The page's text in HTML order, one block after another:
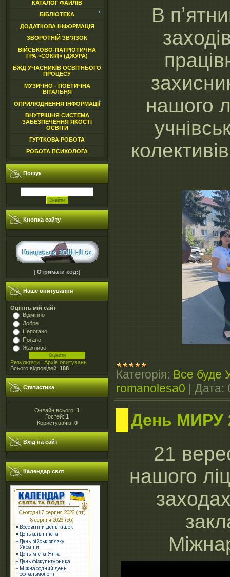
КАТАЛОГ ФАЙЛІВ
БІБЛІОТЕКА
ДОДАТКОВА ІНФОРМАЦІЯ
ЗВОРОТНІЙ ЗВ'ЯЗОК
ВІЙСЬКОВО-ПАТРІОТИЧНА
ГРА «СОКІЛ» (ДЖУРА)
БЖД УЧАСНИКІВ ОСВІТНЬОГО
ПРОЦЕСУ
МУЗИЧНО - ПОЕТИЧНА
ВІТАЛЬНЯ
ОПРИЛЮДНЕННЯ ІНФОРМАЦІЇ
ВНУТРІШНЯ СИСТЕМА
ЗАБЕЗПЕЧЕННЯ ЯКОСТІ
ОСВІТИ
ГУРТКОВА РОБОТА
РОБОТА ПСИХОЛОГА
Пошук
Кнопка сайту
[ Отримати код:]
Наше опитування
Оцініть мій сайт
Відмінно
Добре
Непогано
Погано
Жахливо
Результати | Архів опитувань
Всього відповідей: 188
Статистика
Онлайн всього: 1
Гостей: 1
Користувачів: 0
Вхід на сайт
Календар свят
В
нашого
Категорія: Все буде
romanolesa0 | Дата:
День МИРУ
21
нашого